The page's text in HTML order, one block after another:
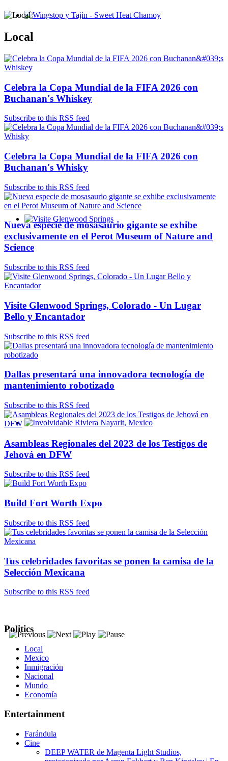
Glenwood Springs - Bello y Encantador
Local
Celebra la Copa Mundial de la FIFA 2026 con
Buchanan's Whiskey
Subscribe to this RSS feed
Celebra la Copa Mundial de la FIFA 2026 con
Buchanan's Whisky
Subscribe to this RSS feed
Nueva especie de mosasaurio gigante se exhibe
exclusivamente en el Perot Museum of Nature and
Science
Subscribe to this RSS feed
Visite Glenwood Springs, Colorado - Un Lugar
Bello y Encantador
Subscribe to this RSS feed
Dallas presentará una innovadora tecnología de
mantenimiento robotizado
Subscribe to this RSS feed
Asambleas Regionales del 2023 de los Testigos de
Jehová en DFW
Subscribe to this RSS feed
Build Fort Worth Expo
Subscribe to this RSS feed
Tus celebridades favoritas se ponen la camisa de la
Selección Mexicana
Subscribe to this RSS feed
Politics
Local
Mexico
Inmigración
Nacional
Mundo
Economía
Entertainment
Farándula
Cine
DEEP WATER de Magenta Light Studios,